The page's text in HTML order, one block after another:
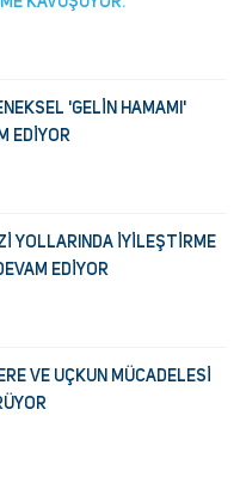
'GELİN HAMAMI'
EDİYOR
YOLLARINDA İYİLEŞTİRME
EDİYOR
VE UÇKUN MÜCADELESİ